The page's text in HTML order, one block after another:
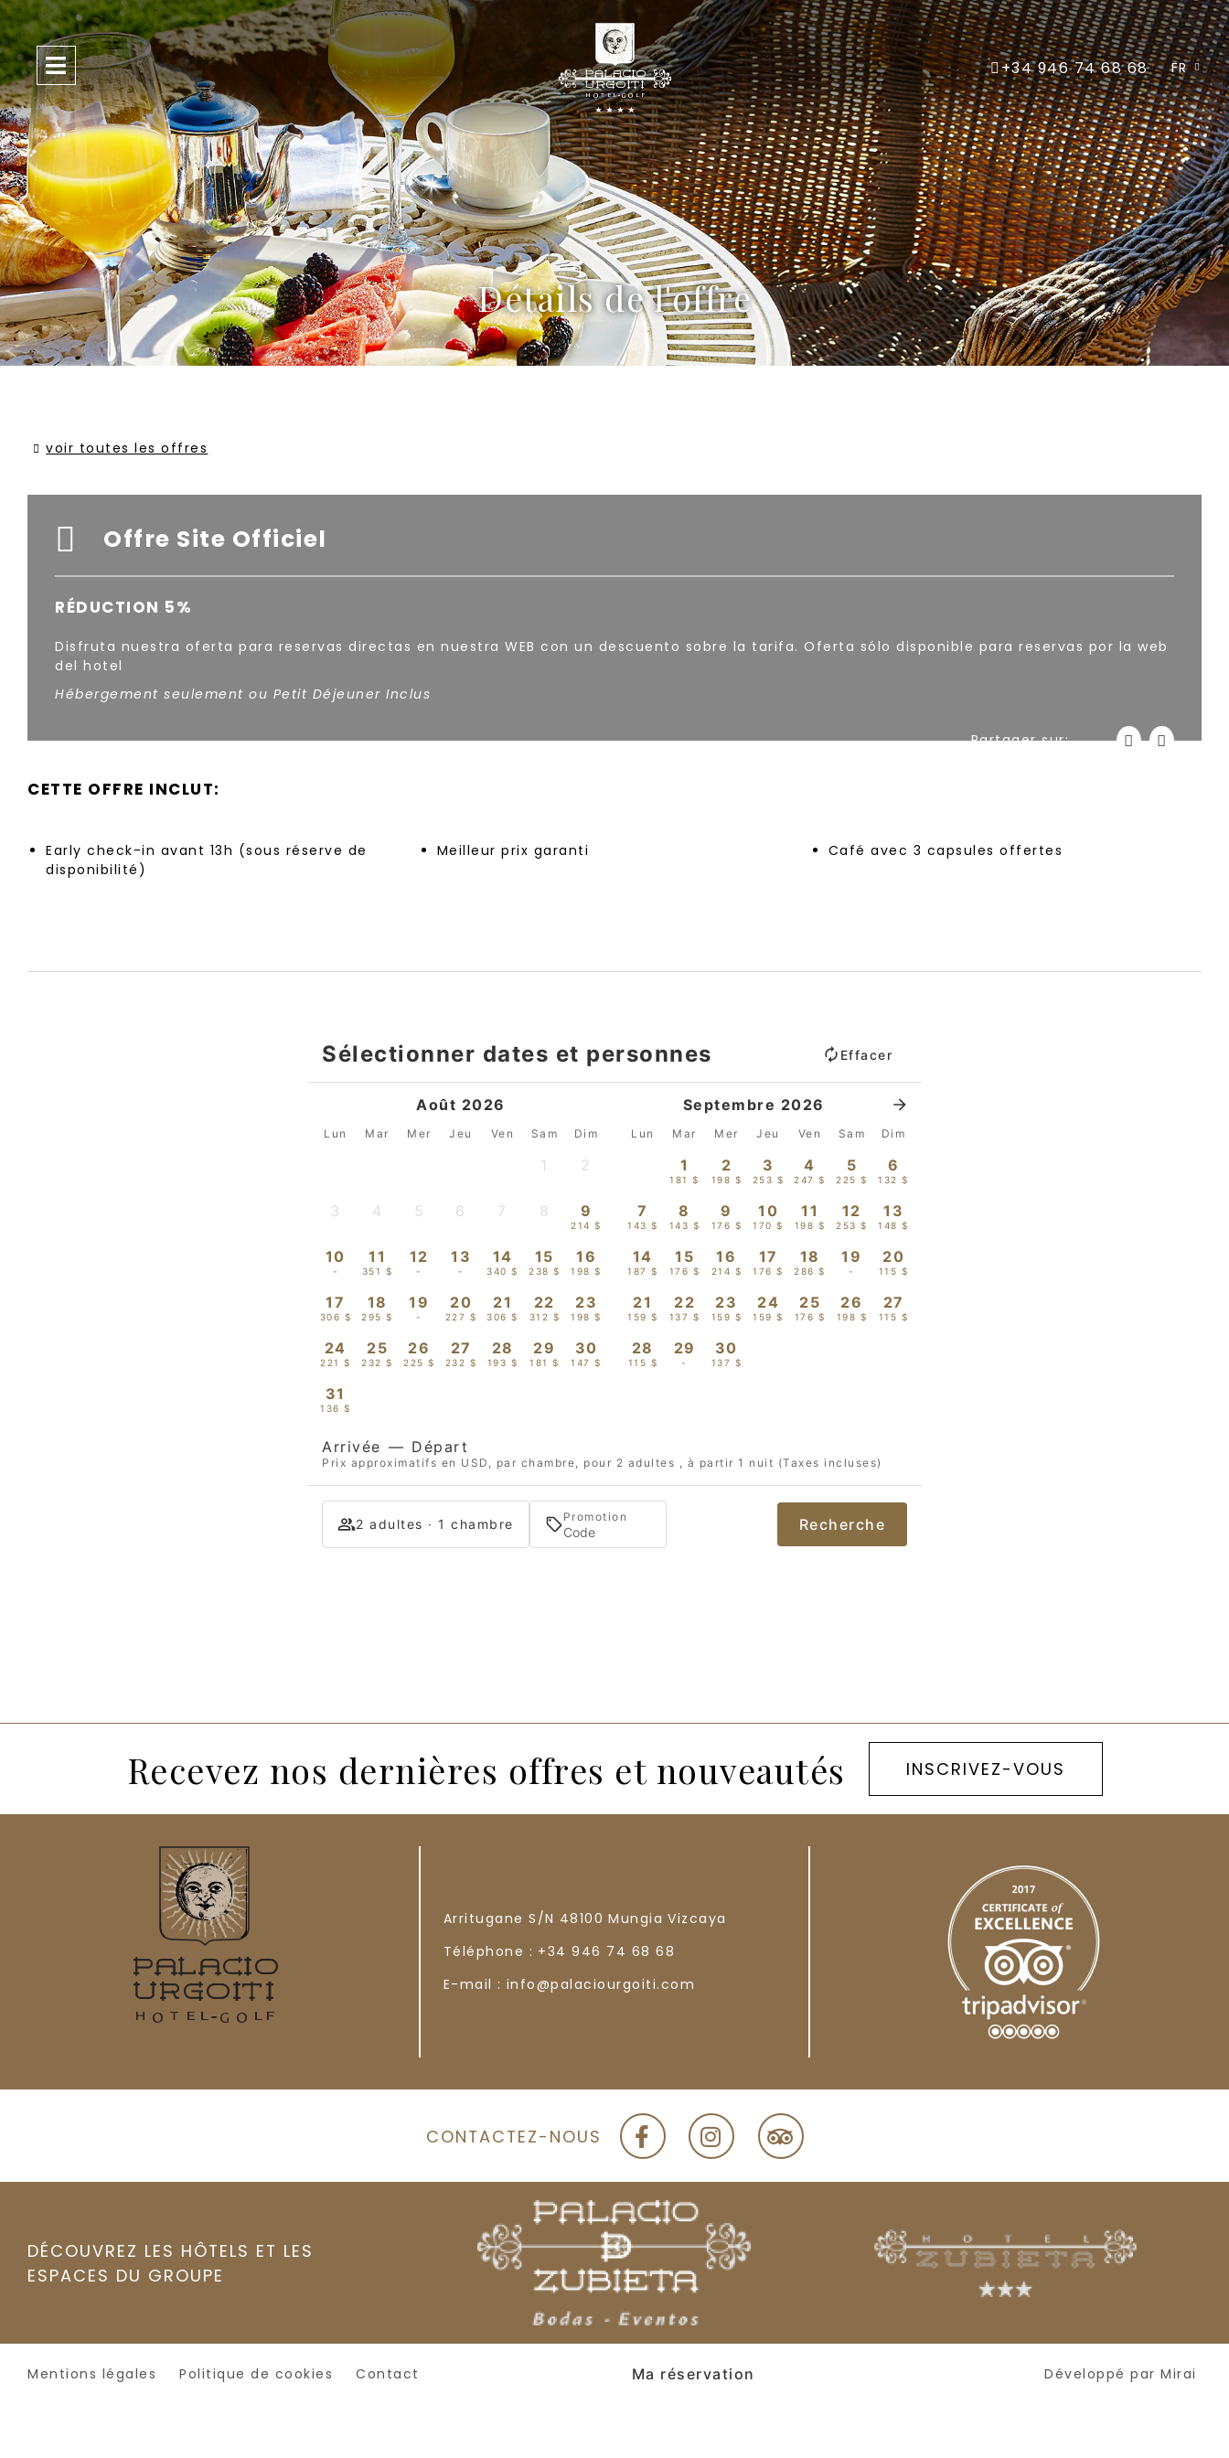
+34 946 74 68 68 FR
Détails de l'offre
voir toutes les offres
Offre Site Officiel
​​RÉDUCTION 5%
Disfruta nuestra oferta para reservas directas en nuestra WEB con un descuento sobre la tarifa. Oferta sólo disponible para reservas por la web
del hotel
Hébergement seulement ou Petit Déjeuner Inclus
Partager sur:
CETTE OFFRE INCLUT:
Early check-in avant 13h (sous réserve de
disponibilité)
Meilleur prix garanti Café avec 3 capsules offertes
Sélectionner dates et personnes Effacer
Août 2026
Lun Mar Mer Jeu Ven Sam Dim
1 2
3 4 5 6 7 8 9
214 $
10
-
11
351 $
12
-
13
-
14
340 $
15
238 $
16
198 $
17
306 $
18
295 $
19
-
20
227 $
21
306 $
22
312 $
23
198 $
24
221 $
25
232 $
26
225 $
27
232 $
28
193 $
29
181 $
30
147 $
31
136 $
Septembre 2026
Lun Mar Mer Jeu Ven Sam Dim
1
181 $
2
198 $
3
253 $
4
247 $
5
225 $
6
132 $
7
143 $
8
143 $
9
176 $
10
170 $
11
198 $
12
253 $
13
148 $
14
187 $
15
176 $
16
214 $
17
176 $
18
286 $
19
-
20
115 $
21
159 $
22
137 $
23
159 $
24
159 $
25
176 $
26
198 $
27
115 $
28
115 $
29
-
30
137 $
Arrivée — Départ
Prix approximatifs en USD, par chambre, pour 2 adultes , à partir 1 nuit (Taxes incluses)
2 adultes · 1 chambre Promotion Recherche
Recevez nos dernières offres et nouveautés INSCRIVEZ-VOUS
Arritugane S/N 48100 Mungia Vizcaya
Téléphone : +34 946 74 68 68
E-mail : info@palaciourgoiti.com
CONTACTEZ-NOUS
DÉCOUVREZ LES HÔTELS ET LES
ESPACES DU GROUPE
Mentions légales Politique de cookies Contact Ma réservation Développé parMirai